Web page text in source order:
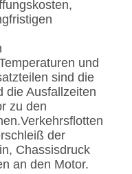
und
sind die
die Ausfallzeiten
zu den
der
Chassisdruck
an den Motor.